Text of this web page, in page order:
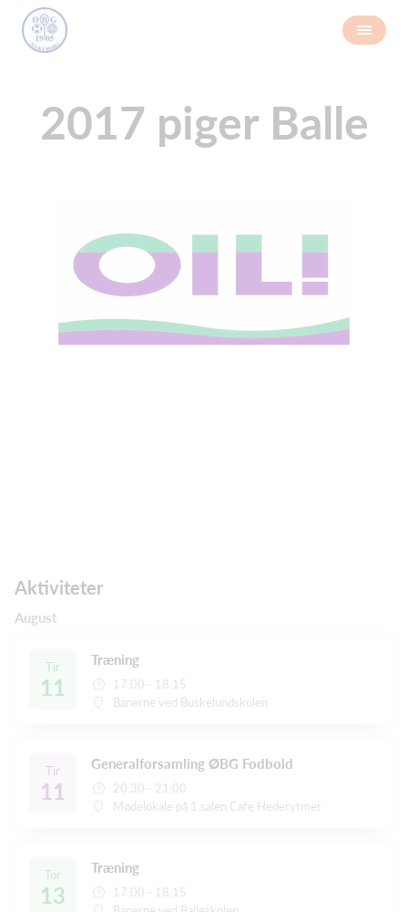
2017 piger Balle
Aktiviteter
August
Tir
11
Træning
17:00 - 18:15
Banerne ved Buskelundskolen
Tir
11
Generalforsamling ØBG Fodbold
20:30 - 21:00
Mødelokale på 1 salen Cafe Hederytmer
Tor
13
Træning
17:00 - 18:15